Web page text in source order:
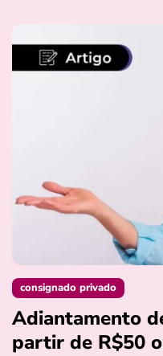
consignado privado
Adiantamento
partir de R$50